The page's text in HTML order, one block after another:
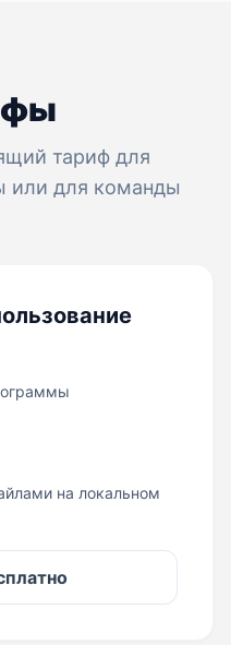
тариф для
или для команды
на локальном